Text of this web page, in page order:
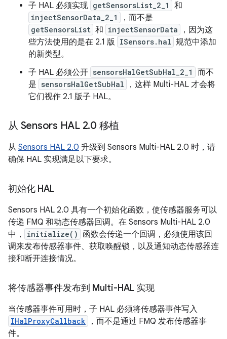
子 HAL 必须实现 getSensorsList_2_1 和
injectSensorData_2_1 ，而不是
getSensorsList 和 injectSensorData
，因为这
些方法使用的是在 2.1 版 ISensors.hal 规范中添加
的新类型。
子 HAL 必须公开 sensorsHalGetSubHal_2_1
而不
是 sensorsHalGetSubHal
，这样 Multi-HAL 才会将
它们视作 2.1 版子 HAL。
从 Sensors HAL 2.0 移植
从 Sensors HAL 2.0 升级到 Sensors Multi-HAL 2.0 时，请
确保 HAL 实现满足以下要求。
初始化 HAL
Sensors HAL 2.0 具有一个初始化函数，使传感器服务可以
传递 FMQ 和动态传感器回调。在 Sensors Multi-HAL 2.0
中，
initialize()
函数会传递一个回调，必须使用该回
调来发布传感器事件、获取唤醒锁，以及通知动态传感器连
接和断开连接情况。
将传感器事件发布到 Multi-HAL 实现
当传感器事件可用时，子 HAL 必须将传感器事件写入
IHalProxyCallback
，而不是通过 FMQ 发布传感器事
件。